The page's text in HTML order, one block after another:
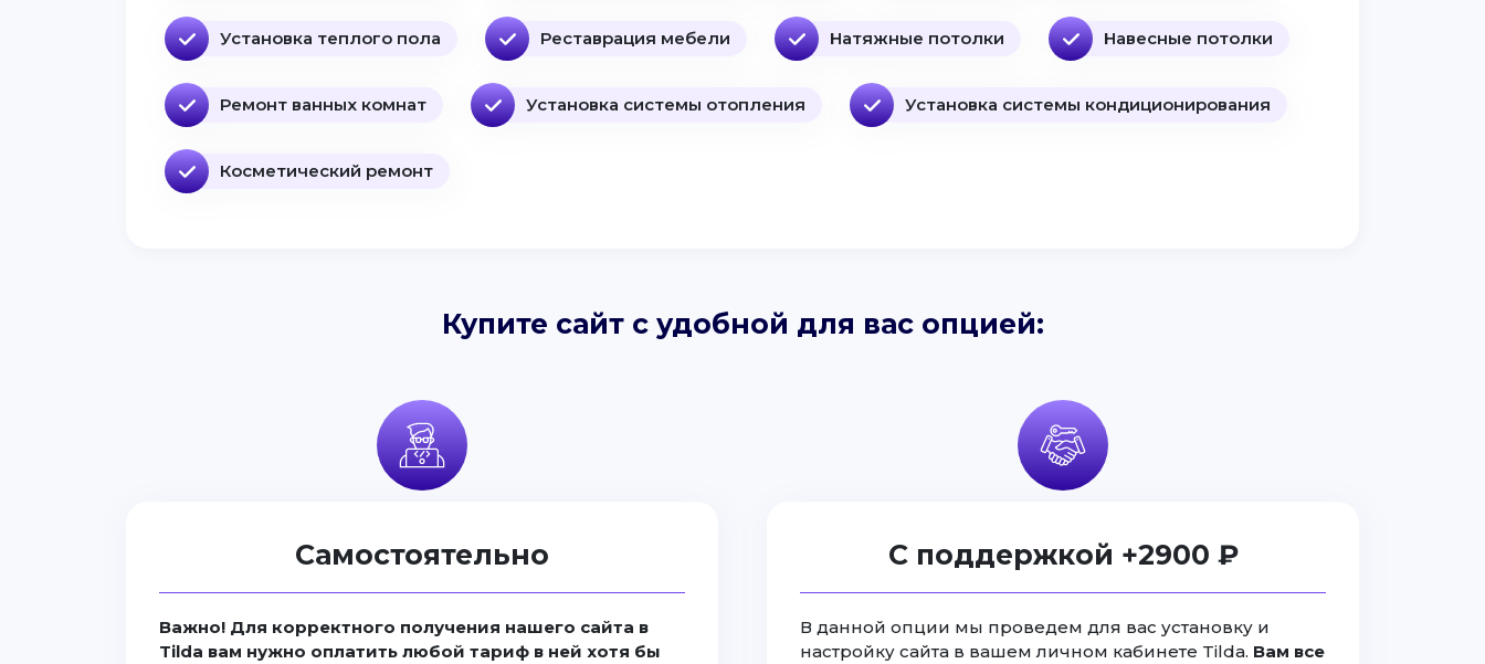
Установка теплого пола Реставрация мебели Натяжные потолки Навесные потолки
Ремонт ванных комнат Установка системы отопления Установка системы кондиционирования
Косметический ремонт
Купите сайт с удобной для вас опцией:
Самостоятельно
Важно! Для корректного получения нашего сайта в
Tilda вам нужно оплатить любой тариф в ней хотя бы
С поддержкой +2900 ₽
В данной опции мы проведем для вас установку и
настройку сайта в вашем личном кабинете Tilda. Вам все